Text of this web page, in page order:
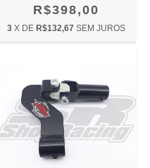
R$398,00
3 X DE R$132,67 SEM JUROS